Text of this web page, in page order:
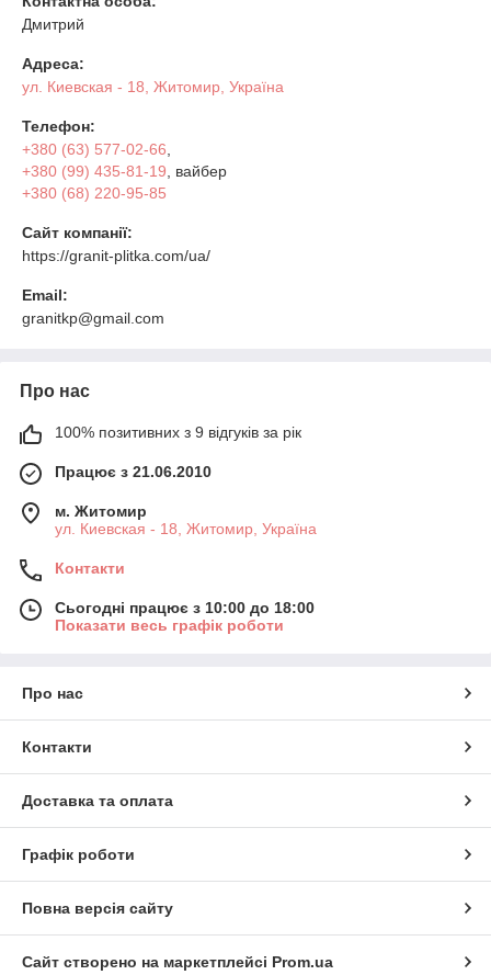
Дмитрий
Адреса:
ул. Киевская - 18, Житомир, Україна
Телефон:
+380 (63) 577-02-66
+380 (99) 435-81-19 , вайбер
+380 (68) 220-95-85
Сайт компанії:
https://granit-plitka.com/ua/
Email:
granitkp@gmail.com
Про нас
100% позитивних з 9 відгуків за рік
Працює з 21.06.2010
м. Житомир
ул. Киевская - 18, Житомир, Україна
Контакти
Сьогодні працює з 10:00 до 18:00
Показати весь графік роботи
Про нас
Контакти
Доставка та оплата
Графік роботи
Повна версія сайту
Сайт створено на маркетплейсі Prom.ua